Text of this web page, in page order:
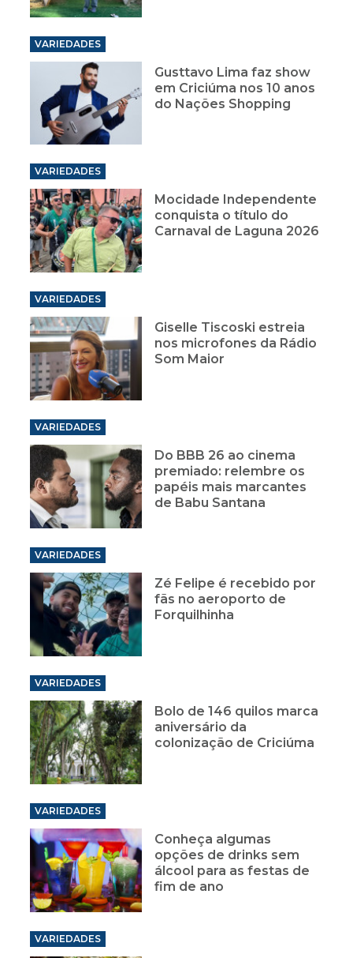
VARIEDADES
Gusttavo Lima faz show
em Criciúma nos 10 anos
do Nações Shopping
VARIEDADES
Mocidade Independente
conquista o título do
Carnaval de Laguna 2026
VARIEDADES
Giselle Tiscoski estreia
nos microfones da Rádio
Som Maior
VARIEDADES
Do BBB 26 ao cinema
premiado: relembre os
papéis mais marcantes
de Babu Santana
VARIEDADES
Zé Felipe é recebido por
fãs no aeroporto de
Forquilhinha
VARIEDADES
Bolo de 146 quilos marca
aniversário da
colonização de Criciúma
VARIEDADES
Conheça algumas
opções de drinks sem
álcool para as festas de
fim de ano
VARIEDADES